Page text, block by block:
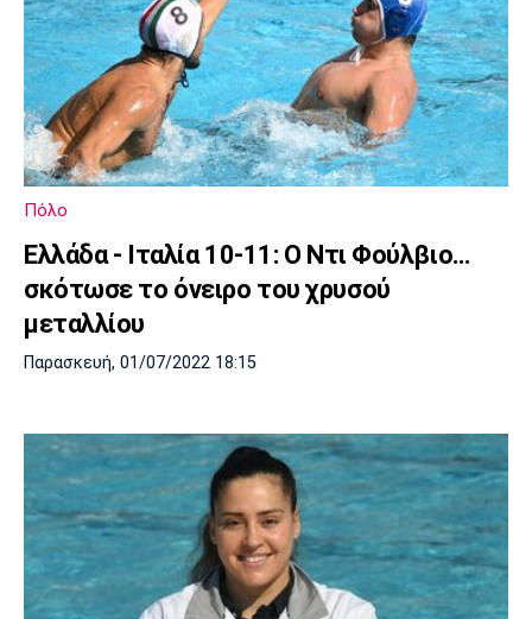
Πόλο
Ελλάδα - Ιταλία 10-11: Ο Ντι Φούλβιο…
σκότωσε το όνειρο του χρυσού
μεταλλίου
Παρασκευή, 01/07/2022 18:15